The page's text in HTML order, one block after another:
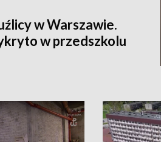
w Warszawie.
w przedszkolu